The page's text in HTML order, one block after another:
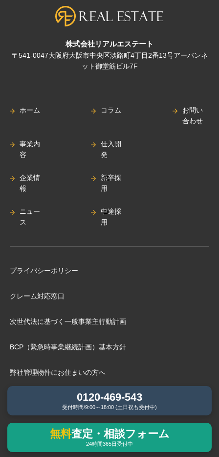
株式会社リアルエステート
〒541-0047大阪府大阪市中央区淡路町4丁目2番13号アーバンネ
ット御堂筋ビル7F
ホーム
事業内
容
企業情
報
ニュー
ス
コラム
仕入開
発
新卒採
用
中途採
用
お問い
合わせ
プライバシーポリシー
クレーム対応窓口
次世代法に基づく⼀般事業主⾏動計画
BCP（緊急時事業継続計画）基本⽅針
弊社管理物件にお住まいの⽅へ
情報セキュリティ基本方針0120-469-543
受付時間/9:00～18:00 (土日祝も受付中)
無料査定・相談フォーム
24時間365日受付中